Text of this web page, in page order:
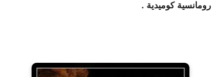
رومانسية كوميدية .